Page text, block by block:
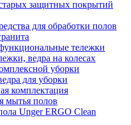
защитных покрытий
для обработки полов
тележки
ведра на колесах
уборки
для уборки
комплектация
мытья полов
Unger ERGO Clean